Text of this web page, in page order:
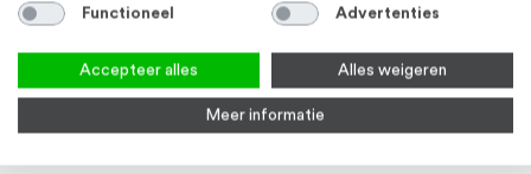
Inlegstrip voor U profielen 100
stuks
Eindkap voor U profielen 15 x 15 x
15 mm 10 stuks
3-5 werkdagen
Functioneel Advertenties
Accepteer alles Alles weigeren
Meer informatie